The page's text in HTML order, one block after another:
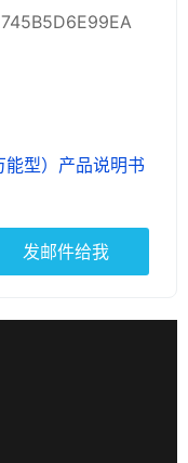
型）产品说明书
发邮件给我